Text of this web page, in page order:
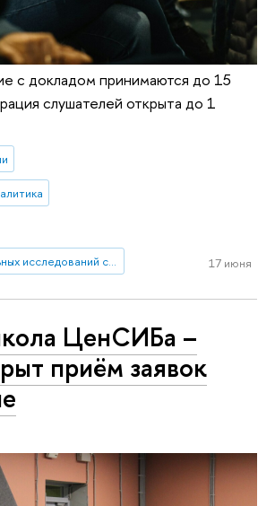
с докладом принимаются до 15
слушателей открыта до 1
Центр сравнительных исследований социального благополучия 17 июня
ЦенСИБа –
приём заявок